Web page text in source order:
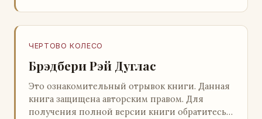
ЧЕРТОВО КОЛЕСО
Брэдбери Рэй Дуглас
Это ознакомительный отрывок книги. Данная
книга защищена авторским правом. Для
получения полной версии книги обратитесь к